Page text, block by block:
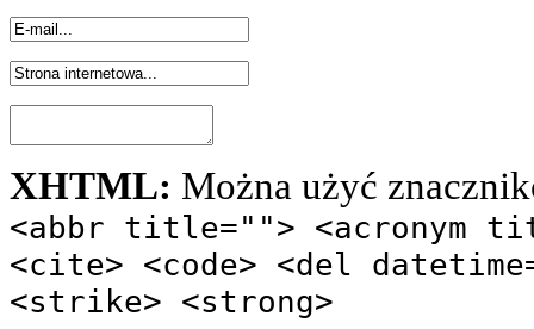
XHTML: Można użyć
<abbr title=""> <acronym
<cite> <code> <del
<strike> <strong>